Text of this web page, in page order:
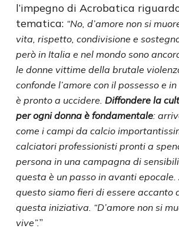
l’impegno di Acrobatica
tematica: “No, d’amore non si
vita, rispetto, condivisione e
però in Italia e nel mondo sono
le donne vittime della brutale
confonde l’amore con il possesso e
è pronto a uccidere. Diffondere la
per ogni donna è fondamentale:
come i campi da calcio
calciatori professionisti pronti a
persona in una campagna di
questa è un passo in avanti epocale.
questo siamo fieri di essere accanto
questa iniziativa. “D’amore non si
vive”.”